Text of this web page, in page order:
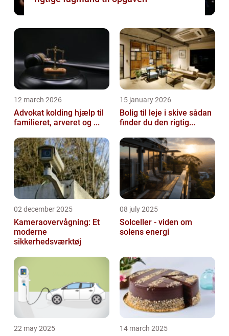
12 march 2026
Advokat kolding hjælp til
familieret, arveret og ...
15 january 2026
Bolig til leje i skive sådan
finder du den rigtig...
02 december 2025
Kameraovervågning: Et
moderne
sikkerhedsværktøj
08 july 2025
Solceller - viden om
solens energi
22 may 2025 14 march 2025